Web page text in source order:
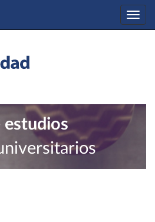
estudios